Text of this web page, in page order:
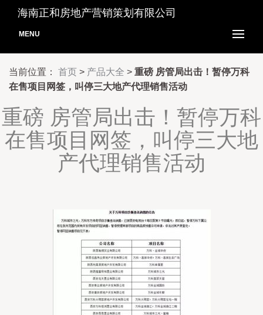
海南正和房地产营销策划有限公司
MENU
当前位置： 首页 > 产品大全 > 重磅 房管局出击！暂停万科
在售项目网签，叫停三大地产代理销售活动
重磅 房管局出击！暂停万科
在售项目网签，叫停三大地
产代理销售活动